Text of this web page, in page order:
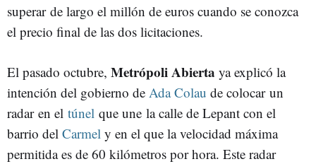
superar de largo el millón de euros cuando se conozca
el precio final de las dos licitaciones.
El pasado octubre, Metrópoli Abierta ya explicó la
intención del gobierno de Ada Colau de colocar un
radar en el túnel que une la calle de Lepant con el
barrio del Carmel y en el que la velocidad máxima
permitida es de 60 kilómetros por hora. Este radar